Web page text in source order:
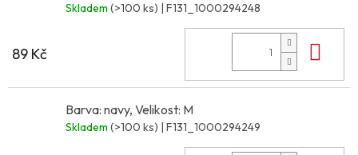
Skladem (>100 ks) | F131_1000294248
89 Kč
Barva: navy, Velikost: M
Skladem (>100 ks) | F131_1000294249